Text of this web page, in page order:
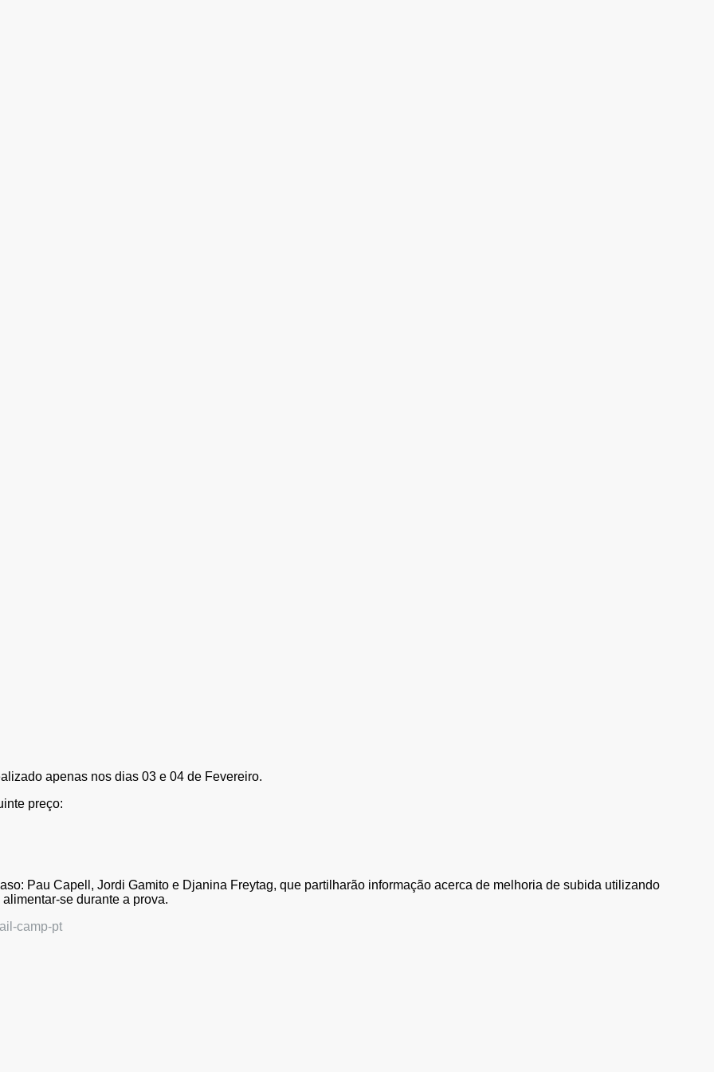
apenas nos dias 03 e 04 de Fevereiro.
preço:
Pau Capell, Jordi Gamito e Djanina Freytag, que partilharão informação acerca de melhoria de subida utilizando
se durante a prova.
camp-pt